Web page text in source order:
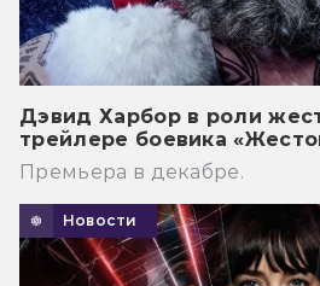
Дэвид Харбор в роли
трейлере боевика
Премьера в декабре.
Новости